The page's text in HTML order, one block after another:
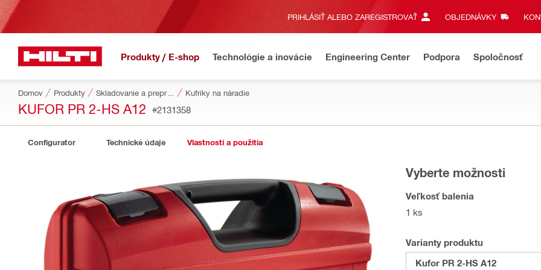
PRIHLÁSIŤ ALEBO ZAREGISTROVAŤ OBJEDNÁVKY
Produkty / E-shop Technológie a inovácie Engineering Center Podpora Spoločnosť
Domov Produkty Skladovanie a preprava náradia Kufríky na náradie
KUFOR PR 2-HS A12 #2131358
Configurator Technické údaje Vlastnosti a použitia
Vyberte možnosti
Veľkosť balenia
1 ks
Varianty produktu
Kufor PR 2-HS A12